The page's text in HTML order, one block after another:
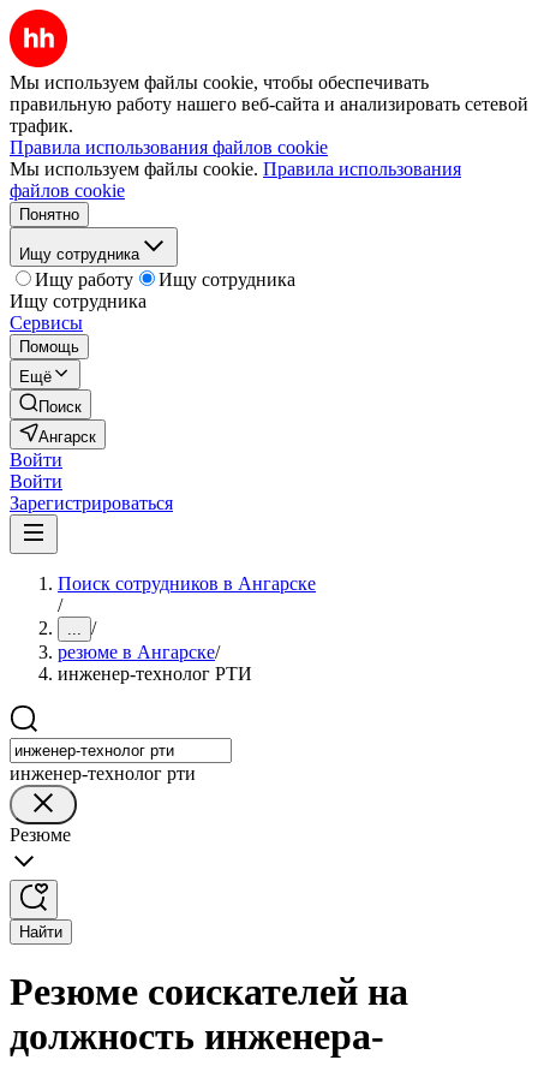
Мы используем файлы cookie, чтобы обеспечивать
правильную работу нашего веб-сайта и анализировать сетевой
трафик.
Правила использования файлов cookie
Мы используем файлы cookie. Правила использования
файлов cookie
Понятно
Ищу сотрудника
Ищу работу
Ищу сотрудника
Ищу сотрудника
Сервисы
Помощь
Ещё
Поиск
Ангарск
Войти
Войти
Зарегистрироваться
Поиск сотрудников в Ангарске
/
... /
резюме в Ангарске/
инженер-технолог РТИ
инженер-технолог рти
Резюме
Найти
Резюме соискателей на
должность инженера-